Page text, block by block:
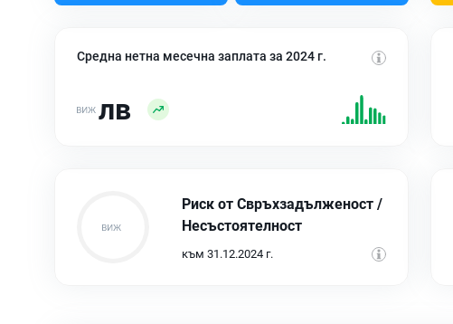
Средна нетна месечна заплата за 2024 г.
лв
Риск от Свръхзадълженост /
Несъстоятелност
към 31.12.2024 г.